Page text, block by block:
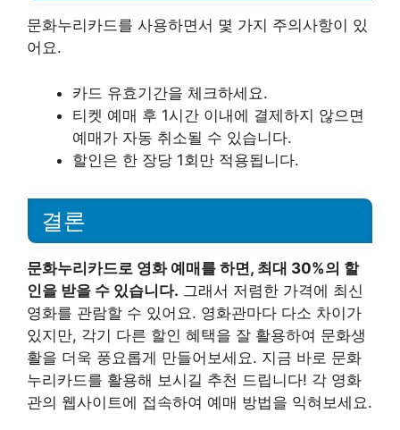
문화누리카드를 사용하면서 몇 가지 주의사항이 있
어요.
카드 유효기간을 체크하세요.
티켓 예매 후 1시간 이내에 결제하지 않으면
예매가 자동 취소될 수 있습니다.
할인은 한 장당 1회만 적용됩니다.
결론
문화누리카드로 영화 예매를 하면, 최대 30%의 할
인을 받을 수 있습니다. 그래서 저렴한 가격에 최신
영화를 관람할 수 있어요. 영화관마다 다소 차이가
있지만, 각기 다른 할인 혜택을 잘 활용하여 문화생
활을 더욱 풍요롭게 만들어보세요. 지금 바로 문화
누리카드를 활용해 보시길 추천 드립니다! 각 영화
관의 웹사이트에 접속하여 예매 방법을 익혀보세요.